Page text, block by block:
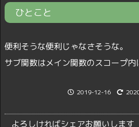
ひとこと
便利そうな便利じゃなさそうな。
サブ関数はメイン関数のスコープ内
2019-12-16
よろしければシェアお願いします